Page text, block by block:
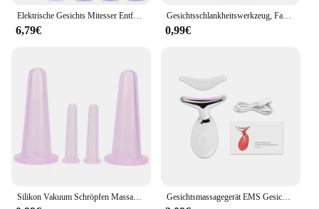
Elektrische Gesichts Mitesser Entferner Vakuum Poren Reiniger Akne Reiniger Schwarze Flecken Entfernung Gesicht Nase Tiefen Reinigung Werkzeuge
6,79€
Gesichtsschlankheitswerkzeug, Facelift, hautstraffendes V-förmiges Doppelkinn-Übungsinstrument für Frauen, heben Sie die Haut an, schlankes und getöntes Gesicht
0,99€
Silikon Vakuum Schröpfen Massage Gläser Anti Cellulite Massage Gesichts Saugnäpfe Gesicht Hals Lift Haut Schaben Guasha Anti Falten Gesichtsmassagegerät EMS Gesichts Mikrostrom Anti-Aging Gesichtsmassage Hals Facelifting Massagegerät Hautstraffung Facelift Geräte USB